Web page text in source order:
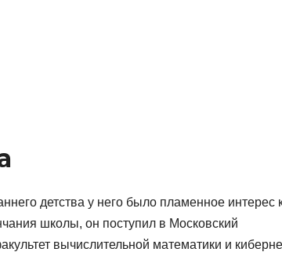
детства у него было пламенное интерес
школы, он поступил в Московский
вычислительной математики и